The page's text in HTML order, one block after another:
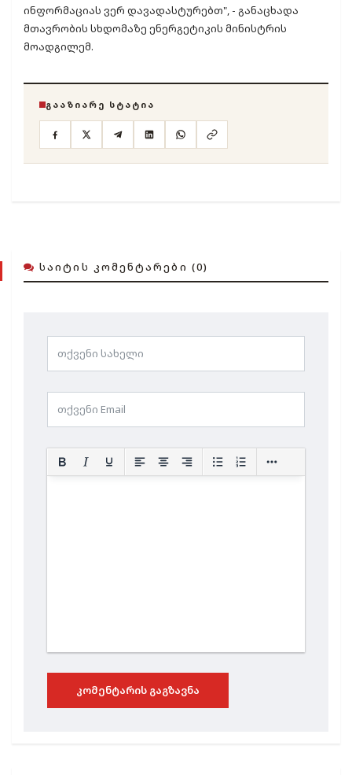
ინფორმაციას ვერ დავადასტურებთ", - განაცხადა
მთავრობის სხდომაზე ენერგეტიკის მინისტრის
მოადგილემ.
ᲒᲐᲐᲖᲘᲐᲠᲔ ᲡᲢᲐᲢᲘᲐ
ᲡᲐᲘᲢᲘᲡ ᲙᲝᲛᲔᲜᲢᲐᲠᲔᲑᲘ (0)
ᲙᲝᲛᲔᲜᲢᲐᲠᲘᲡ ᲒᲐᲒᲖᲐᲕᲜᲐ